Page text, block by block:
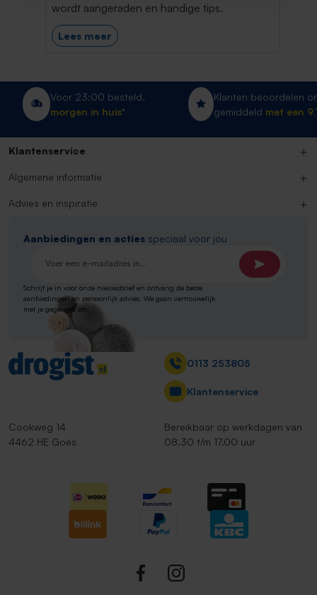
wordt aangeraden en handige tips.
Lees meer
Voor 23:00 besteld,
morgen in huis*
Klanten beoordelen
gemiddeld met een
Contact
Cookweg 14
4462 HE Goes
0113 253805
Klantenservice
Bereikbaar op werkdagen van
08.30 t/m 17.00 uur
Klantenservice
Algemene informatie
Advies en inspiratie
Aanbiedingen en acties speciaal voor jou
E-mailadres*
Schrijf je in voor onze nieuwsbrief en ontvang de beste
aanbiedingen en persoonlijk advies. We gaan vertrouwelijk
met je gegevens om.